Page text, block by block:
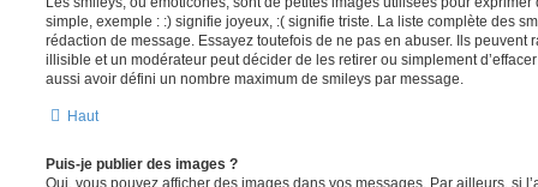
simple, exemple : :) signifie joyeux, :( signifie triste. La liste complète des
rédaction de message. Essayez toutefois de ne pas en abuser. Ils peuvent
illisible et un modérateur peut décider de les retirer ou simplement
aussi avoir défini un nombre maximum de smileys par message.
Haut
Puis-je publier des images ?
Oui, vous pouvez afficher des images dans vos messages. Par ailleurs, si